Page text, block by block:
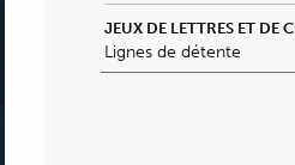
JEUX DE LETTRES ET DE
Lignes de détente